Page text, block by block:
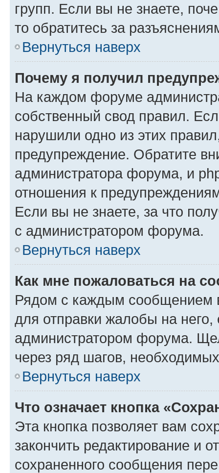
групп. Если вы не знаете,
то обратитесь за
Вернуться наверх
Почему я получил
На каждом форуме
собственный свод правил.
нарушили одно из этих
предупреждение. Обратите
администратора форума, и
отношения к
Если вы не знаете, за что
с администратором форума.
Вернуться наверх
Как мне пожаловаться на
Рядом с каждым сообщением
для отправки жалобы на
администратором форума.
через ряд шагов,
Вернуться наверх
Что означает кнопка
Эта кнопка позволяет вам
закончить редактирование и
сохраненного сообщения